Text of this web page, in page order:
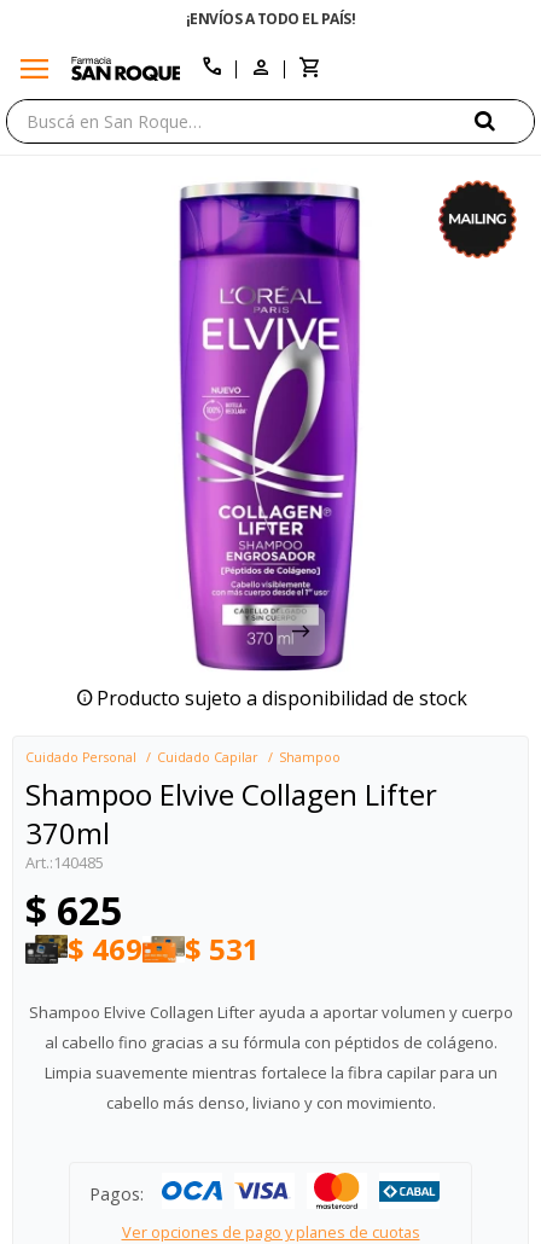
¡ENVÍOS A TODO EL PAÍS!
menu call
Producto sujeto a disponibilidad de stock
Cuidado Personal Cuidado Capilar Shampoo
Shampoo Elvive Collagen Lifter
370ml
140485
$ 625
$ 469 $ 531
Shampoo Elvive Collagen Lifter ayuda a aportar volumen y cuerpo
al cabello fino gracias a su fórmula con péptidos de colágeno.
Limpia suavemente mientras fortalece la fibra capilar para un
cabello más denso, liviano y con movimiento.
Pagos:
Ver opciones de pago y planes de cuotas
close